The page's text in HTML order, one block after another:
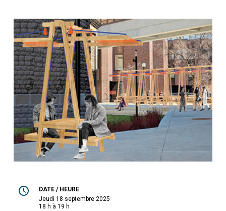
DATE / HEURE
jeudi 18 septembre 2025
18 h à 19 h